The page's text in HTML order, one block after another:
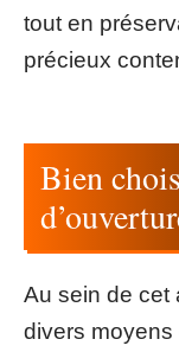
tout en
précieux
Bien
Au sein de cet
divers moyens